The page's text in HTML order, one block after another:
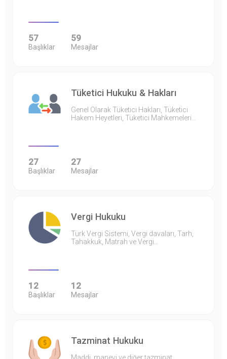
57
Başlıklar
59
Mesajlar
Tüketici Hukuku & Hakları
Genel Olarak Tüketici Hakları, Tüketici
Hakem Heyetleri, Tüketici Mahkemeleri…
27
Başlıklar
27
Mesajlar
Vergi Hukuku
Türk Vergi Sistemi, Vergi davaları, Tarh,
Tahakkuk, Matrah ve Vergi…
12
Başlıklar
12
Mesajlar
Tazminat Hukuku